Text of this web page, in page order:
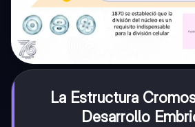
La Estructura
Desarrollo